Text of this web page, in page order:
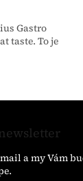
Gastro
taste. To je
a my Vám